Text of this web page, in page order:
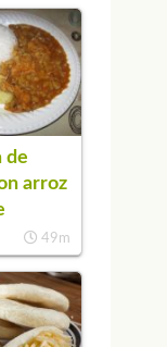
de
arroz
49m